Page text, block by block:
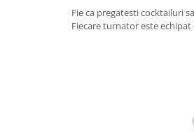
Fie ca pregatesti cocktailuri
Fiecare turnator este echipat